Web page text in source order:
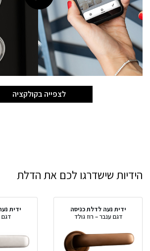
לצפייה בקולקציה
הידיות שישדרגו לכם את הדלת
ידית נעה לדלת כניסה
דגם ענבר – רוז גולד
ידית
דגם